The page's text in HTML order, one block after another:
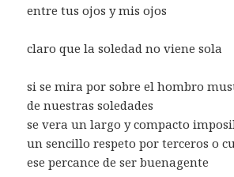
entre tus ojos y mis ojos
claro que la soledad no viene sola
si se mira por sobre el hombro
de nuestras soledades
se vera un largo y compacto
un sencillo respeto por terceros o
ese percance de ser buenagente